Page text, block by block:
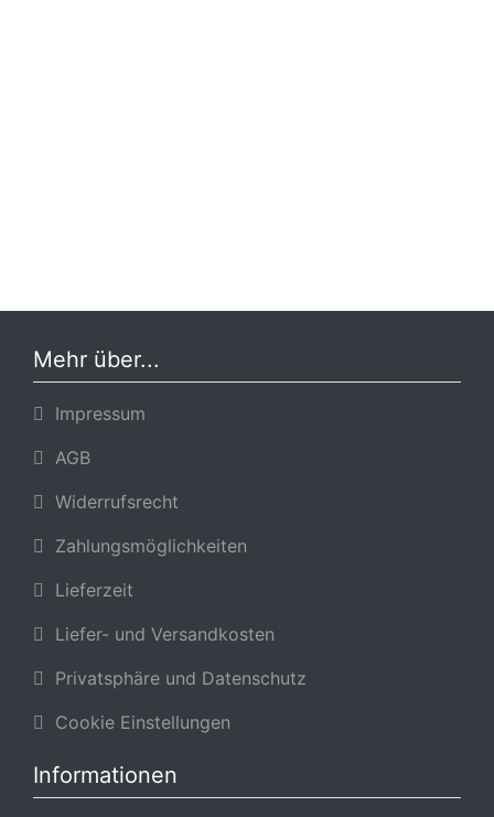
Mehr über...
Impressum
AGB
Widerrufsrecht
Zahlungsmöglichkeiten
Lieferzeit
Liefer- und Versandkosten
Privatsphäre und Datenschutz
Cookie Einstellungen
Informationen